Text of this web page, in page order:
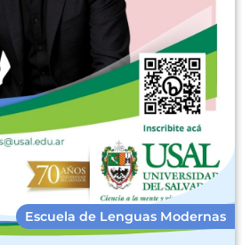
Escuela de Lenguas Modernas